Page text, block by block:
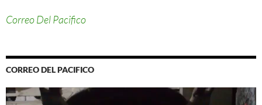
Correo Del Pacifico
CORREO DEL PACIFICO